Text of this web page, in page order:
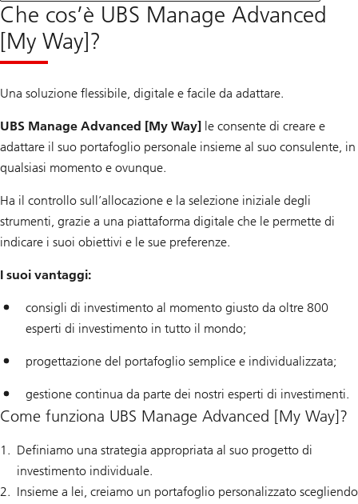
Che cos’è UBS Manage Advanced
[My Way]?
Una soluzione flessibile, digitale e facile da adattare.
UBS Manage Advanced [My Way] le consente di creare e
adattare il suo portafoglio personale insieme al suo consulente, in
qualsiasi momento e ovunque.
Ha il controllo sull’allocazione e la selezione iniziale degli
strumenti, grazie a una piattaforma digitale che le permette di
indicare i suoi obiettivi e le sue preferenze.
I suoi vantaggi:
consigli di investimento al momento giusto da oltre 800
esperti di investimento in tutto il mondo;
progettazione del portafoglio semplice e individualizzata;
gestione continua da parte dei nostri esperti di investimenti.
Come funziona UBS Manage Advanced [My Way]?
Definiamo una strategia appropriata al suo progetto di
investimento individuale.
Insieme a lei, creiamo un portafoglio personalizzato scegliendo